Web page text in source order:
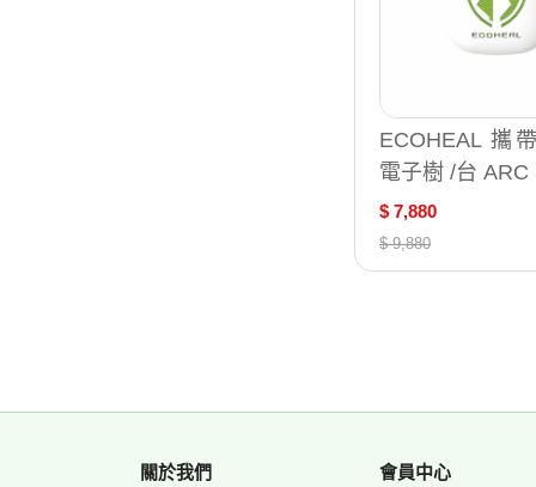
ECOHEAL 攜
電子樹 /台
$ 7,880
$ 9,880
關於我們 會員中心